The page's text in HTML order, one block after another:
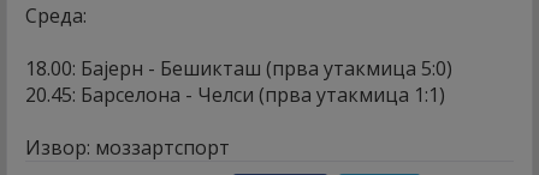
Среда:
18.00: Бајерн - Бешикташ (прва утакмица 5:0)
20.45: Барселона - Челси (прва утакмица 1:1)
Извор: моззартспорт